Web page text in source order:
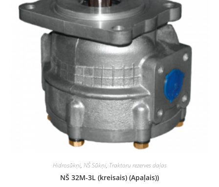
Hidrosūkņi, NŠ Sūkņi, Traktoru rezerves daļas
NŠ 32M-3L (kreisais) (Apaļais))